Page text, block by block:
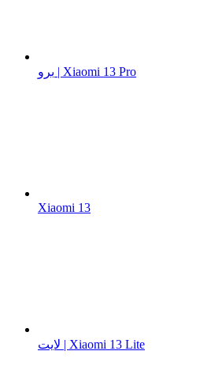
برو | Xiaomi 13 Pro
Xiaomi 13
لايت | Xiaomi 13 Lite